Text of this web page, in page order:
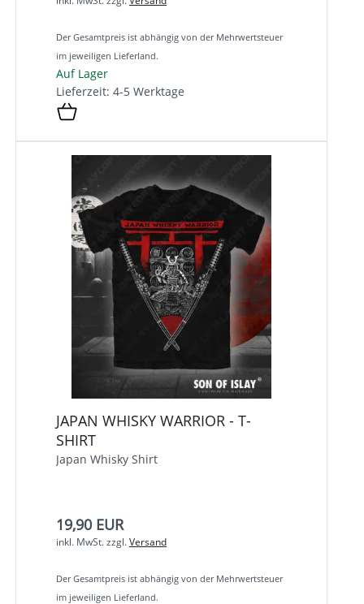
Der Gesamtpreis ist abhängig von der Mehrwertsteuer
im jeweiligen Lieferland.
Auf Lager
Lieferzeit: 4-5 Werktage
JAPAN WHISKY WARRIOR - T-
SHIRT
Japan Whisky Shirt
19,90 EUR
inkl. MwSt.zzgl.Versand
Der Gesamtpreis ist abhängig von der Mehrwertsteuer
im jeweiligen Lieferland.